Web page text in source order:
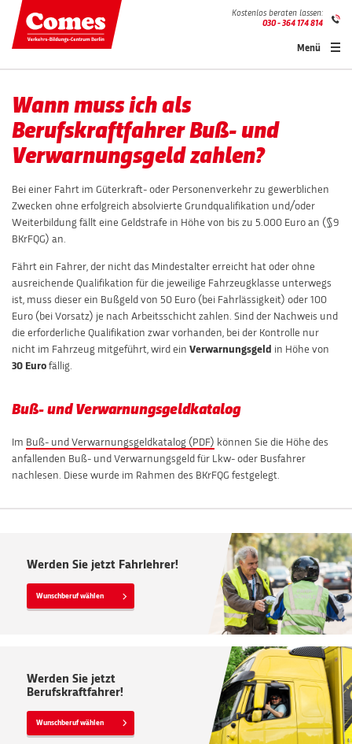
Kostenlos beraten lassen:
030 - 364 174 814
Menü
Wann muss ich als
Berufskraftfahrer Buß- und
Verwarnungsgeld zahlen?
Bei einer Fahrt im Güterkraft- oder Personenverkehr zu gewerblichen
Zwecken ohne erfolgreich absolvierte Grundqualifikation und/oder
Weiterbildung fällt eine Geldstrafe in Höhe von bis zu 5.000 Euro an (§9
BKrFQG) an.
Fährt ein Fahrer, der nicht das Mindestalter erreicht hat oder ohne
ausreichende Qualifikation für die jeweilige Fahrzeugklasse unterwegs
ist, muss dieser ein Bußgeld von 50 Euro (bei Fahrlässigkeit) oder 100
Euro (bei Vorsatz) je nach Arbeitsschicht zahlen. Sind der Nachweis und
die erforderliche Qualifikation zwar vorhanden, bei der Kontrolle nur
nicht im Fahrzeug mitgeführt, wird ein Verwarnungsgeld in Höhe von
30 Euro fällig.
Buß- und Verwarnungsgeldkatalog
Im Buß- und Verwarnungsgeldkatalog
können Sie die Höhe des
anfallenden Buß- und Verwarnungsgeld für Lkw- oder Busfahrer
nachlesen. Diese wurde im Rahmen des BKrFQG festgelegt.
Werden Sie jetzt Fahrlehrer!
Wunschberuf wählen
Werden Sie jetzt
Berufskraftfahrer!
Wunschberuf wählen